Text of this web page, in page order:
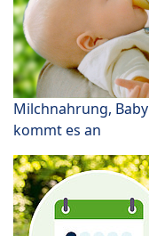
Milchnahrung,
kommt es an